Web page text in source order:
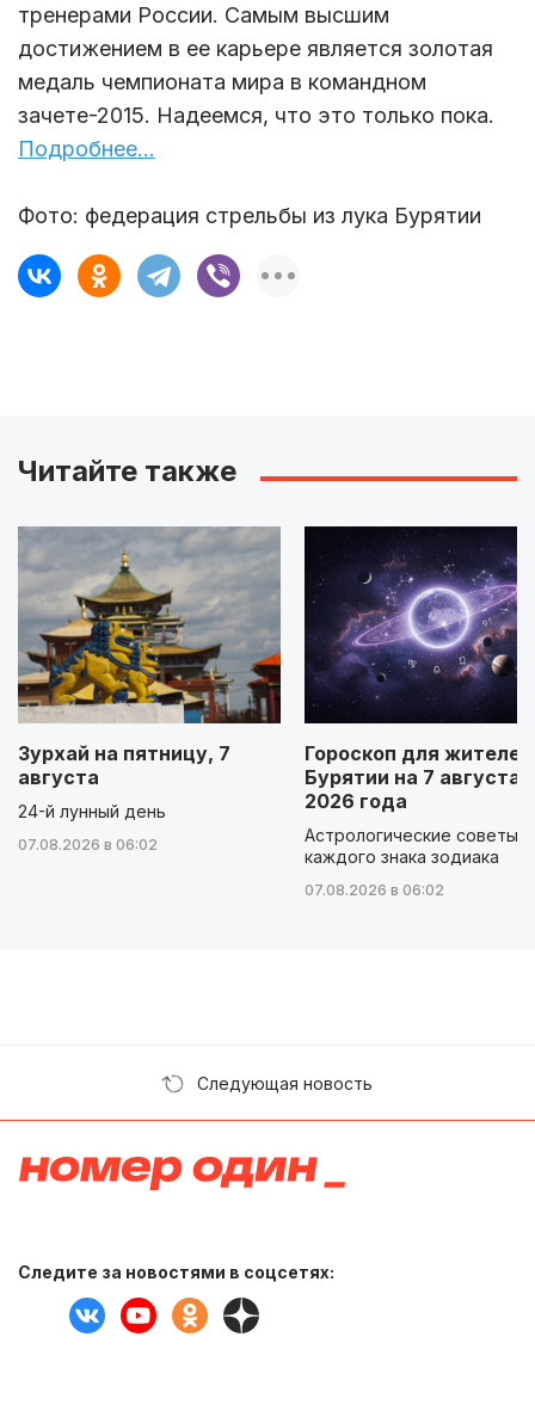
тренерами России. Самым высшим
достижением в ее карьере является золотая
медаль чемпионата мира в командном
зачете-2015. Надеемся, что это только пока.
Подробнее...
Фото: федерация стрельбы из лука Бурятии
Читайте также
Зурхай на пятницу, 7
августа
24-й лунный день
07.08.2026 в 06:02
Гороскоп для жителей
Бурятии на 7 августа
2026 года
Астрологические советы
каждого знака зодиака
07.08.2026 в 06:02
Следующая новость
Следите за новостями в соцсетях: